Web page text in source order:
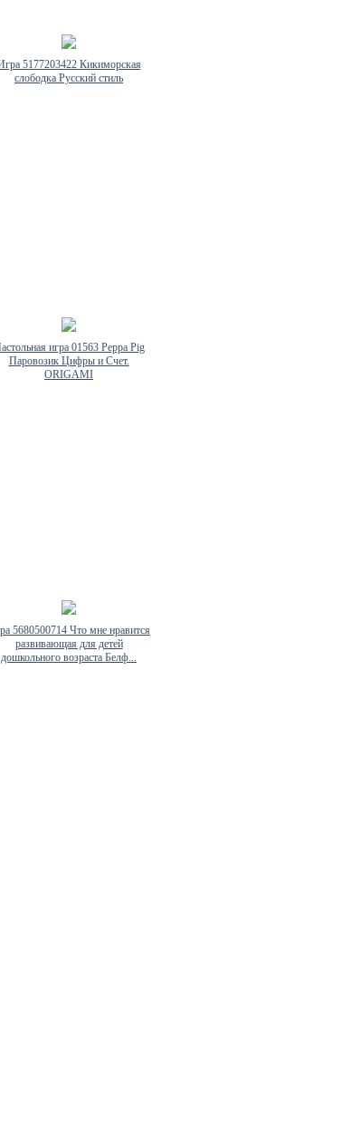
5177203422 Кикиморская
слободка Русский стиль
игра 01563 Peppa Pig
Паровозик Цифры и Счет.
ORIGAMI
5680500714 Что мне нравится
развивающая для детей
дошкольного возраста Белф...